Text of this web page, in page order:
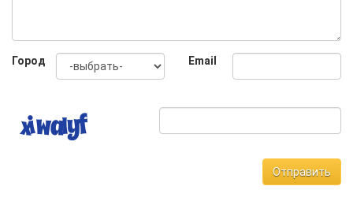
Город Email
Отправить